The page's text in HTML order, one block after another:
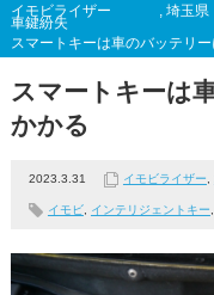
イモビライザー , 埼玉県
車鍵紛失
スマートキーは車のバッテリ
スマートキーは
かかる
2023.3.31 イモビライザー
イモビ, インテリジェントキー